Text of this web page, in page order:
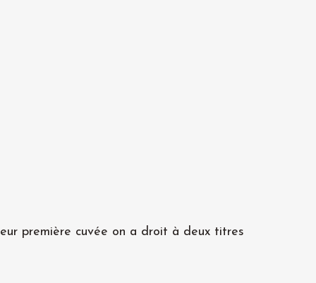
première cuvée on a droit à deux titres